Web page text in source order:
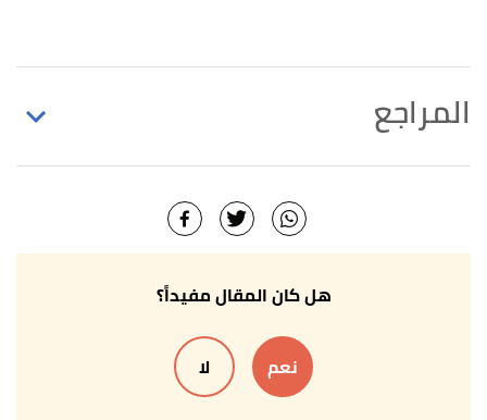
المراجع
Cinnamon Help Diabetes?",webmd
Stacey Hugues (4/7/2021),"Cinnamon for
Retrieved 1/8/2023. Edited.
may have some health,evidence to prove it works.
هل كان المقال مفيداً؟
نعم لا